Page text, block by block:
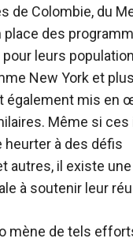
de Colombie, du
place des
leurs
New York et
également mis en
Même si ces
à des défis
autres, il existe
à soutenir leur
mène de tels